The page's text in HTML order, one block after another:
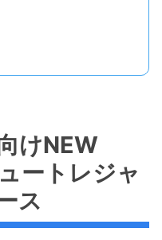
けNEW
ートレジャ
ス